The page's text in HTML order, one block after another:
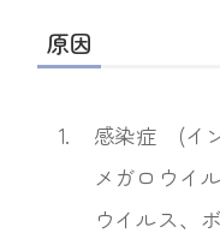
原因
1.
感染症 (イ
メガロウイ
ウイルス、